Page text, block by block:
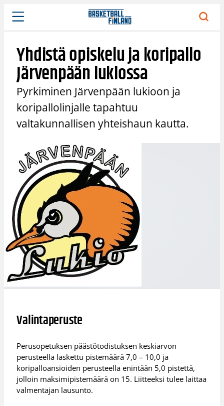
Siirry
sisältöön
Yhdistä opiskelu ja koripallo
Järvenpään lukiossa
Pyrkiminen Järvenpään lukioon ja
koripallolinjalle tapahtuu
valtakunnallisen yhteishaun kautta.
Valintaperuste
Perusopetuksen päästötodistuksen keskiarvon
perusteella laskettu pistemäärä 7,0 – 10,0 ja
koripalloansioiden perusteella enintään 5,0 pistettä,
jolloin maksimipistemäärä on 15. Liitteeksi tulee laittaa
valmentajan lausunto.